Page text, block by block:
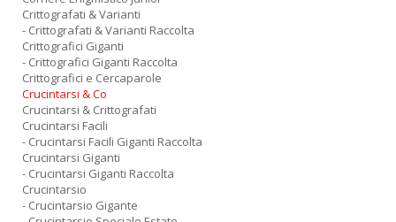
Crittografati & Varianti
- Crittografati & Varianti Raccolta
Crittografici Giganti
- Crittografici Giganti Raccolta
Crittografici e Cercaparole
Crucintarsi & Co
Crucintarsi & Crittografati
Crucintarsi Facili
- Crucintarsi Facili Giganti Raccolta
Crucintarsi Giganti
- Crucintarsi Giganti Raccolta
Crucintarsio
- Crucintarsio Gigante